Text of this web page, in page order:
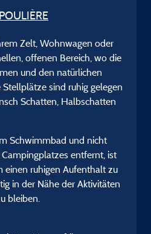
Zelt, Wohnwagen oder
offenen Bereich, wo die
und den natürlichen
Stellplätze sind ruhig gelegen
Schatten, Halbschatten
Schwimmbad und nicht
entfernt, ist
einen ruhigen Aufenthalt zu
in der Nähe der Aktivitäten
bleiben.